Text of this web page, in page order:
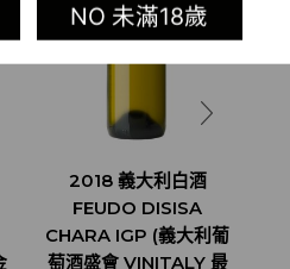
NO 未滿18歲
2018 義大利白酒
FEUDO DISISA
CHARA IGP (義大利葡
萄酒盛會 VINITALY 最